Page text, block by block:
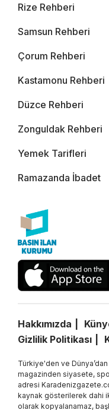
Rize Rehberi
Samsun Rehberi
Çorum Rehberi
Kastamonu Rehberi
Düzce Rehberi
Zonguldak Rehberi
Yemek Tarifleri
Ramazanda İbadet
Hakkımızda
Gizlilik Politikası
Türkiye'den ve
magazinden siyasete,
adresi
kaynak gösterilerek dahi
olarak kopyalanamaz,